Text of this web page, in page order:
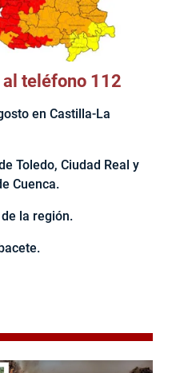
teléfono 112
en Castilla-La
Toledo, Ciudad Real y
Cuenca.
la región.